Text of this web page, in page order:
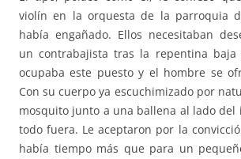
violín en la orquesta de la parroquia
había engañado. Ellos necesitaban
un contrabajista tras la repentina
ocupaba este puesto y el hombre se
Con su cuerpo ya escuchimizado por
mosquito junto a una ballena al lado del
todo fuera. Le aceptaron por la
había tiempo más que para un